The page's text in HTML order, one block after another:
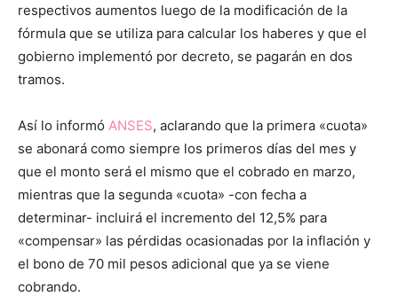
respectivos aumentos luego de la modificación de la
fórmula que se utiliza para calcular los haberes y que el
gobierno implementó por decreto, se pagarán en dos
tramos.
Así lo informó ANSES, aclarando que la primera «cuota»
se abonará como siempre los primeros días del mes y
que el monto será el mismo que el cobrado en marzo,
mientras que la segunda «cuota» -con fecha a
determinar- incluirá el incremento del 12,5% para
«compensar» las pérdidas ocasionadas por la inflación y
el bono de 70 mil pesos adicional que ya se viene
cobrando.